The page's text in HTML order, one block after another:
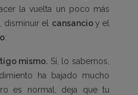
la vuelta un poco más
, disminuir el cansancioy el
:
mismo. Sí, lo sabemos,
ha bajado mucho
es normal, deja que tu